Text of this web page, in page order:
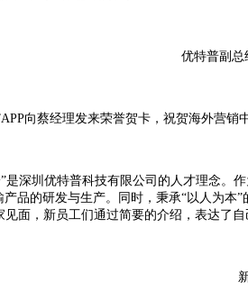
优特普副总
APP向蔡经理发来荣誉贺卡，祝贺海外营销
深圳优特普科技有限公司的人才理念。
品的研发与生产。同时，秉承“以人为
面，新员工们通过简要的介绍，表达了